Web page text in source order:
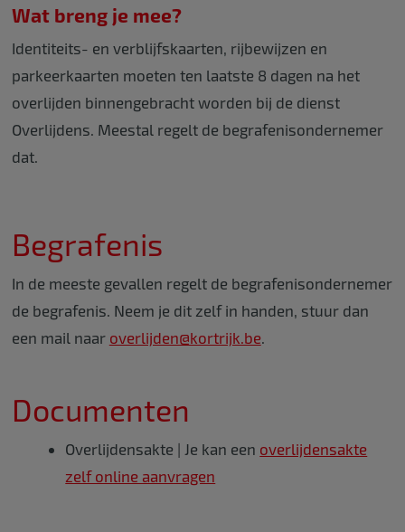
Wat breng je mee?
Identiteits- en verblijfskaarten, rijbewijzen en
parkeerkaarten moeten ten laatste 8 dagen na het
overlijden binnengebracht worden bij de dienst
Overlijdens. Meestal regelt de begrafenisondernemer
dat.
Begrafenis
In de meeste gevallen regelt de begrafenisondernemer
de begrafenis. Neem je dit zelf in handen, stuur dan
een mail naar overlijden@kortrijk.be.
Documenten
Overlijdensakte | Je kan een overlijdensakte
zelf online aanvragen